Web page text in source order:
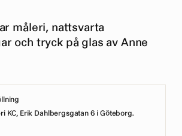
måleri, nattsvarta
och tryck på glas av Anne
KC, Erik Dahlbergsgatan 6 i Göteborg.